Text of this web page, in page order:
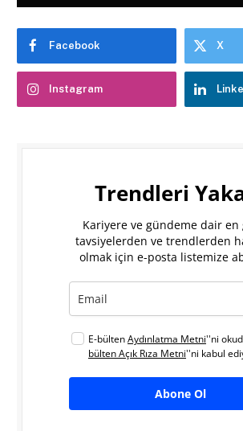
Facebook X
Instagram
Trendleri
Kariyere ve gündeme dair en
tavsiyelerden ve trendlerden
olmak için e-posta listemize
E-bültenAydınlatma Metni''ni
bülten Açık Rıza Metni''ni kabul
Abone Ol